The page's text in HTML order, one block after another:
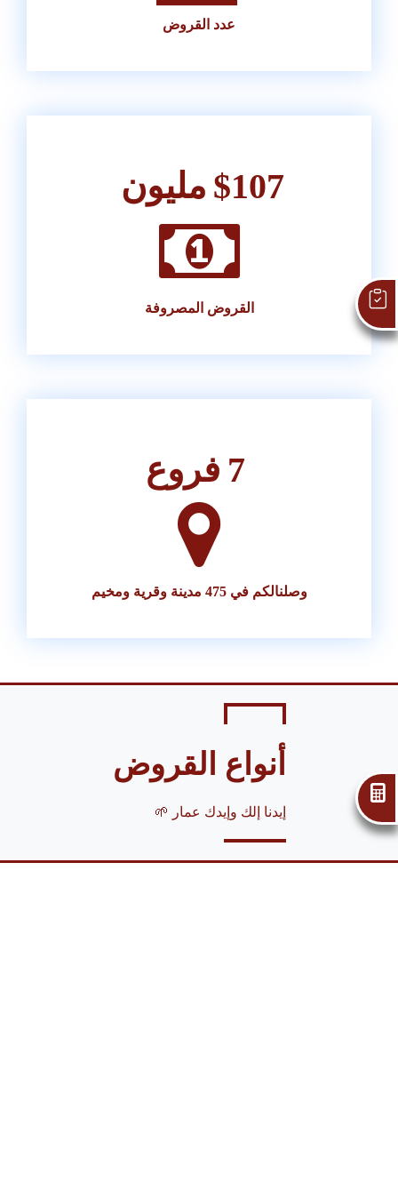
اطلب قرضك
عدد القروض
107
$ مليون
القروض المصروفة
7 فروع
وصلنالكم في 475 مدينة وقرية ومخيم
أنواع القروض
إيدنا إلك وإيدك عمار 🌱